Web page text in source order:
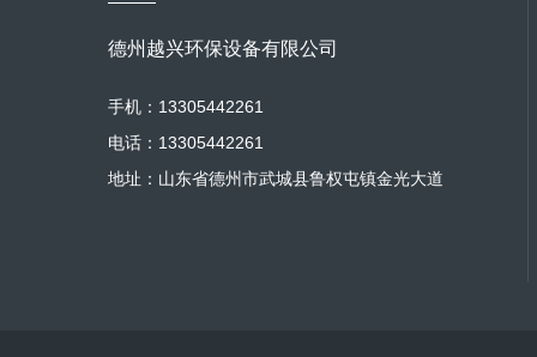
德州越兴环保设备有限公司
手机：13305442261
电话：13305442261
地址：山东省德州市武城县鲁权屯镇金光大道